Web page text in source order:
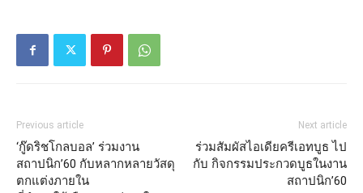
Previous article
‘กู๊ดริชโกลบอล’ ร่วมงาน
สถาปนิก’60 กับหลากหลายวัสดุ
ตกแต่งภายใน
Next article
ร่วมสัมผัสไอเดียครีเอทบูธ ไป
กับ กิจกรรมประกวดบูธในงาน
สถาปนิก’60